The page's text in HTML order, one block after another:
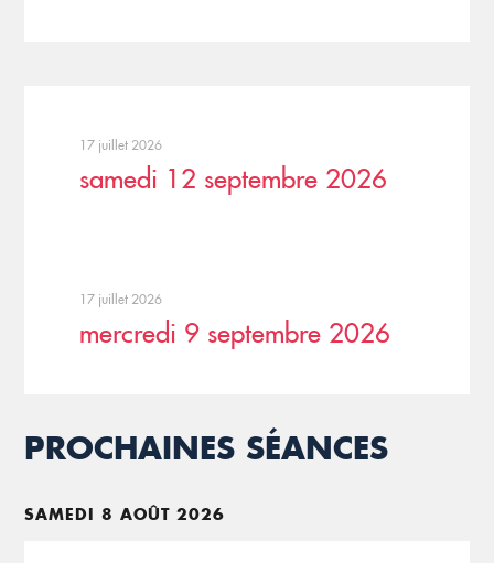
17 juillet 2026
samedi 12 septembre 2026
17 juillet 2026
mercredi 9 septembre 2026
PROCHAINES SÉANCES
SAMEDI 8 AOÛT 2026